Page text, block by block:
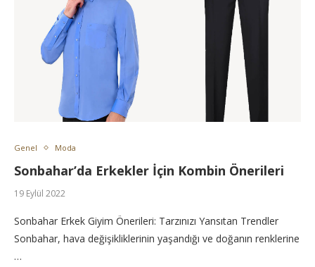
Genel Moda
Sonbahar’da Erkekler İçin Kombin Önerileri
19 Eylül 2022
Sonbahar Erkek Giyim Önerileri: Tarzınızı Yansıtan Trendler
Sonbahar, hava değişikliklerinin yaşandığı ve doğanın renklerine
…